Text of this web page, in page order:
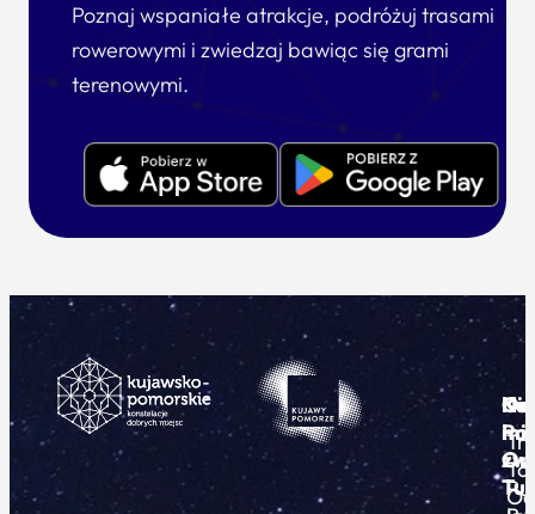
Poznaj wspaniałe atrakcje, podróżuj trasami
rowerowymi i zwiedzaj bawiąc się grami
terenowymi.
i